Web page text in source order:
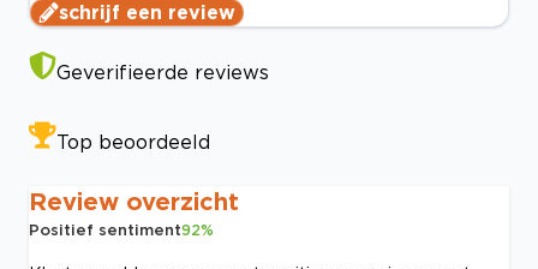
schrijf een review
Geverifieerde reviews
Top beoordeeld
Review overzicht
Positief sentiment92%